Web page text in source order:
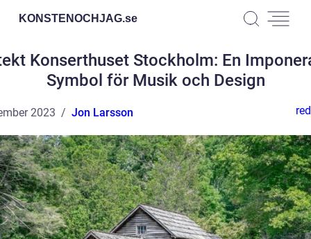
KONSTENOCHJAG.se
Konserthuset Stockholm: En
Symbol för Musik och Design
2023 Jon Larsson